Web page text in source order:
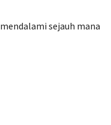
sejauh mana